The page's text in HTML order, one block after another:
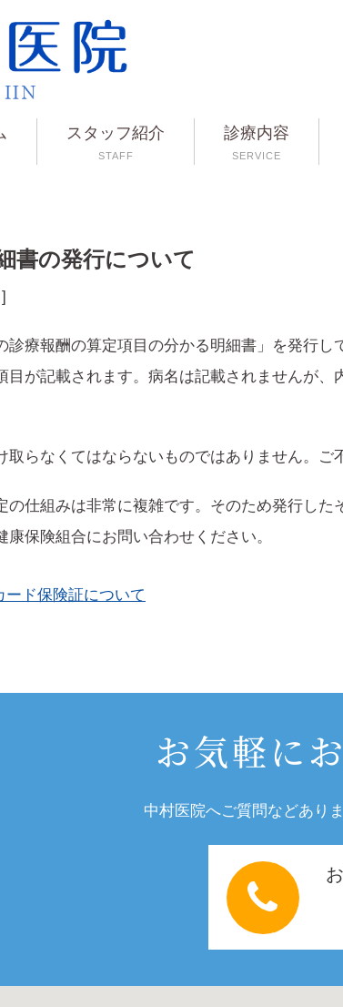
スタッフ紹介
STAFF
診療内容
SERVICE
書の発行について
診療報酬の算定項目の分かる明細書」を発行
目が記載されます。病名は記載されませんが
取らなくてはならないものではありません。ご
の仕組みは非常に複雑です。そのため発行し
康保険組合にお問い合わせください。
ード保険証について
お気軽に
中村医院へご質問などあり